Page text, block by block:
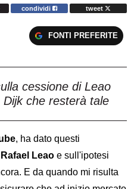
condividi tweet
FONTI PREFERITE
cessione di Leao
che resterà tale
, ha dato questi
Rafael Leao e sull'ipotesi
E da quando mi risulta